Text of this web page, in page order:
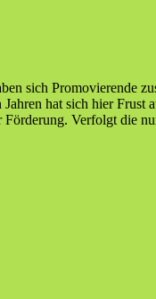
sich Promovierende
hat sich hier
Förderung. Verfolgt